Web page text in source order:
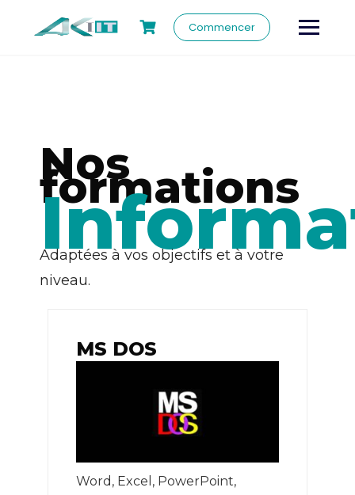
Commencer
Nos
formations
Adaptées à vos objectifs et à votre
niveau.
MS DOS
Word, Excel, PowerPoint,